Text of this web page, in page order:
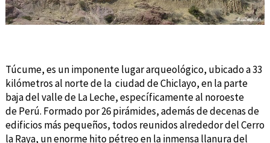
Túcume, es un imponente lugar arqueológico, ubicado a 33
kilómetros al norte de la ciudad de Chiclayo, en la parte
baja del valle de La Leche, específicamente al noroeste
de Perú. Formado por 26 pirámides, además de decenas de
edificios más pequeños, todos reunidos alrededor del Cerro
la Raya, un enorme hito pétreo en la inmensa llanura del